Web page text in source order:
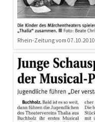
Rhein-Zeitung vom 07.10.2010